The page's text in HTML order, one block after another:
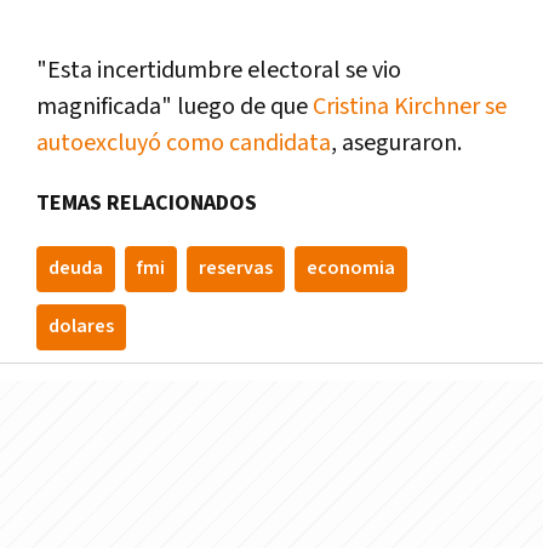
"Esta incertidumbre electoral se vio
magnificada" luego de queCristina Kirchner se
autoexcluyó como candidata, aseguraron.
TEMAS RELACIONADOS
deuda fmi reservas economia
dolares